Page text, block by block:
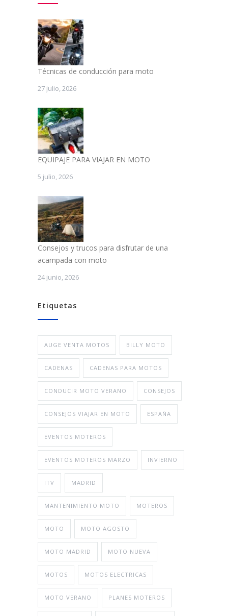
Técnicas de conducción para moto
27 julio, 2026
EQUIPAJE PARA VIAJAR EN MOTO
5 julio, 2026
Consejos y trucos para disfrutar de una
acampada con moto
24 junio, 2026
Etiquetas
AUGE VENTA MOTOS BILLY MOTO
CADENAS CADENAS PARA MOTOS
CONDUCIR MOTO VERANO CONSEJOS
CONSEJOS VIAJAR EN MOTO ESPAÑA
EVENTOS MOTEROS
EVENTOS MOTEROS MARZO INVIERNO
ITV MADRID
MANTENIMIENTO MOTO MOTEROS
MOTO MOTO AGOSTO
MOTO MADRID MOTO NUEVA
MOTOS MOTOS ELECTRICAS
MOTO VERANO PLANES MOTEROS